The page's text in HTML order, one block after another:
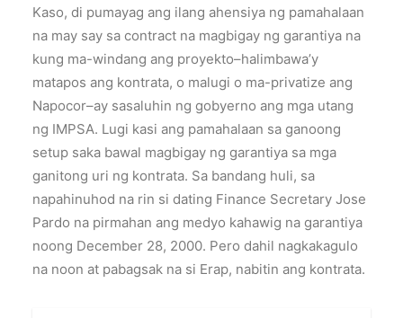
Kaso, di pumayag ang ilang ahensiya ng pamahalaan
na may say sa contract na magbigay ng garantiya na
kung ma-windang ang proyekto–halimbawa’y
matapos ang kontrata, o malugi o ma-privatize ang
Napocor–ay sasaluhin ng gobyerno ang mga utang
ng IMPSA. Lugi kasi ang pamahalaan sa ganoong
setup saka bawal magbigay ng garantiya sa mga
ganitong uri ng kontrata. Sa bandang huli, sa
napahinuhod na rin si dating Finance Secretary Jose
Pardo na pirmahan ang medyo kahawig na garantiya
noong December 28, 2000. Pero dahil nagkakagulo
na noon at pabagsak na si Erap, nabitin ang kontrata.